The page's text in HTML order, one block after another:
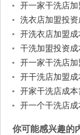
开一家干洗店
洗衣店加盟投
开洗衣店加盟
干洗加盟投资
开一家干洗店
开干洗店加盟
开家干洗店成
开一个干洗店
你可能感兴趣的